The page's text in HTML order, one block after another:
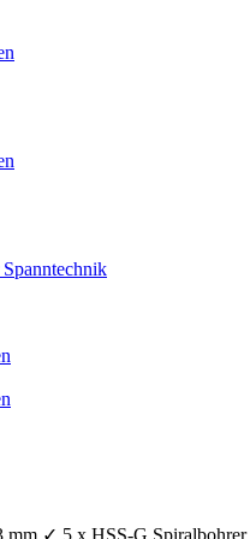
mm ✓ 5 x HSS-G